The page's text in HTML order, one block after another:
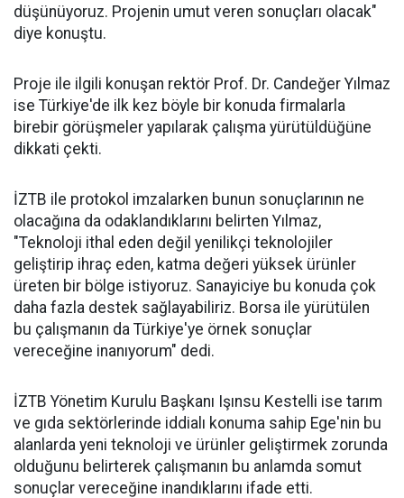
düşünüyoruz. Projenin umut veren sonuçları olacak"
diye konuştu.
Proje ile ilgili konuşan rektör Prof. Dr. Candeğer Yılmaz
ise Türkiye'de ilk kez böyle bir konuda firmalarla
birebir görüşmeler yapılarak çalışma yürütüldüğüne
dikkati çekti.
İZTB ile protokol imzalarken bunun sonuçlarının ne
olacağına da odaklandıklarını belirten Yılmaz,
"Teknoloji ithal eden değil yenilikçi teknolojiler
geliştirip ihraç eden, katma değeri yüksek ürünler
üreten bir bölge istiyoruz. Sanayiciye bu konuda çok
daha fazla destek sağlayabiliriz. Borsa ile yürütülen
bu çalışmanın da Türkiye'ye örnek sonuçlar
vereceğine inanıyorum" dedi.
İZTB Yönetim Kurulu Başkanı Işınsu Kestelli ise tarım
ve gıda sektörlerinde iddialı konuma sahip Ege'nin bu
alanlarda yeni teknoloji ve ürünler geliştirmek zorunda
olduğunu belirterek çalışmanın bu anlamda somut
sonuçlar vereceğine inandıklarını ifade etti.